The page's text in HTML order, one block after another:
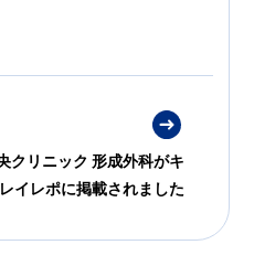
クリニック 形成外科がキ
レイレポに掲載されました